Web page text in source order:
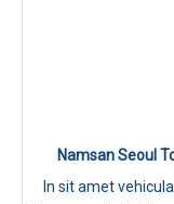
Namsan Seoul
In sit amet vehicula